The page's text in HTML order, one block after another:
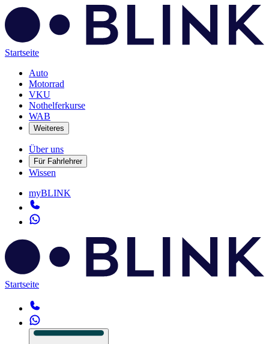
Startseite
Auto
Motorrad
VKU
Nothelferkurse
WAB
Weiteres
Über uns
Für Fahrlehrer
Wissen
myBLINK
Startseite